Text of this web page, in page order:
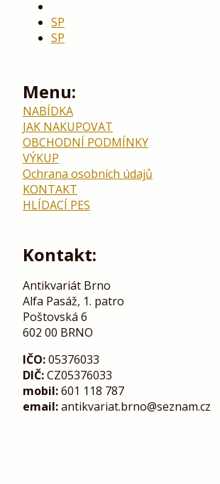
SP
SP
Menu:
NABÍDKA
JAK NAKUPOVAT
OBCHODNÍ PODMÍNKY
VÝKUP
Ochrana osobních údajů
KONTAKT
HLÍDACÍ PES
Kontakt:
Antikvariát Brno
Alfa Pasáž, 1. patro
Poštovská 6
602 00 BRNO
IČO:05376033
DIČ:CZ05376033
mobil:601 118 787
email:antikvariat.brno@seznam.cz